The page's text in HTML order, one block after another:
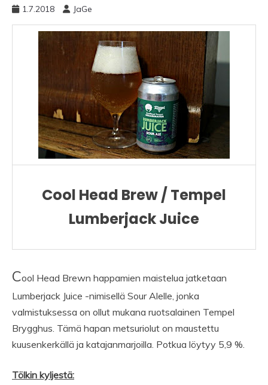
1.7.2018 JaGe
Cool Head Brew / Tempel
Lumberjack Juice
Cool Head Brewn happamien maistelua jatketaan
Lumberjack Juice -nimisellä Sour Alelle, jonka
valmistuksessa on ollut mukana ruotsalainen Tempel
Brygghus. Tämä hapan metsuriolut on maustettu
kuusenkerkällä ja katajanmarjoilla. Potkua löytyy 5,9 %.
Tölkin kyljestä: